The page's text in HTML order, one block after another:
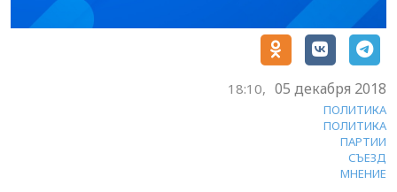
18:10, 05 декабря 2018
ПОЛИТИКА
ПОЛИТИКА
ПАРТИИ
СЪЕЗД
МНЕНИЕ